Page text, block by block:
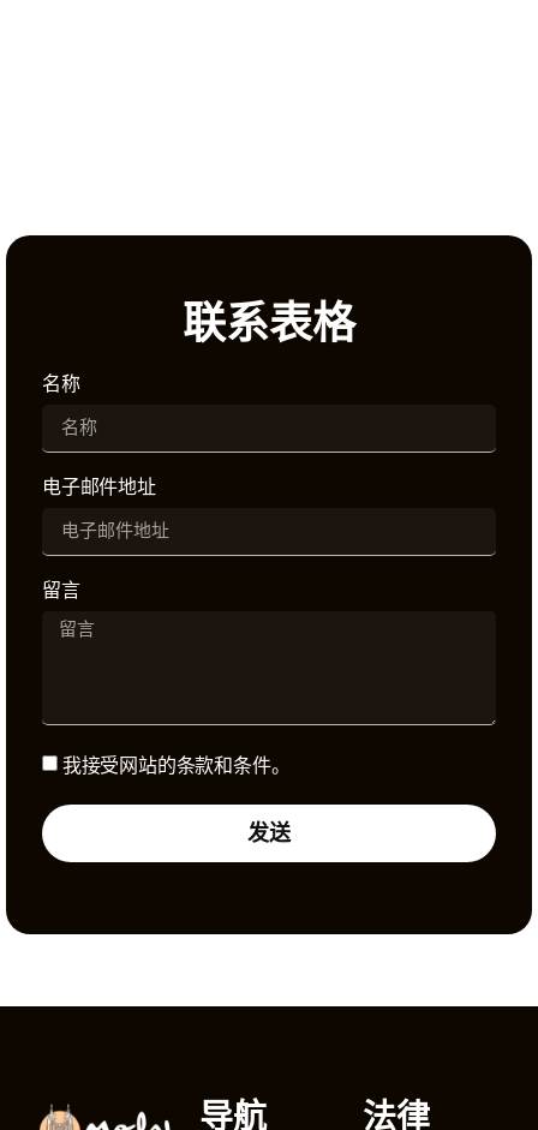
联系表格
名称
电子邮件地址
留言
我接受网站的条款和条件。
发送